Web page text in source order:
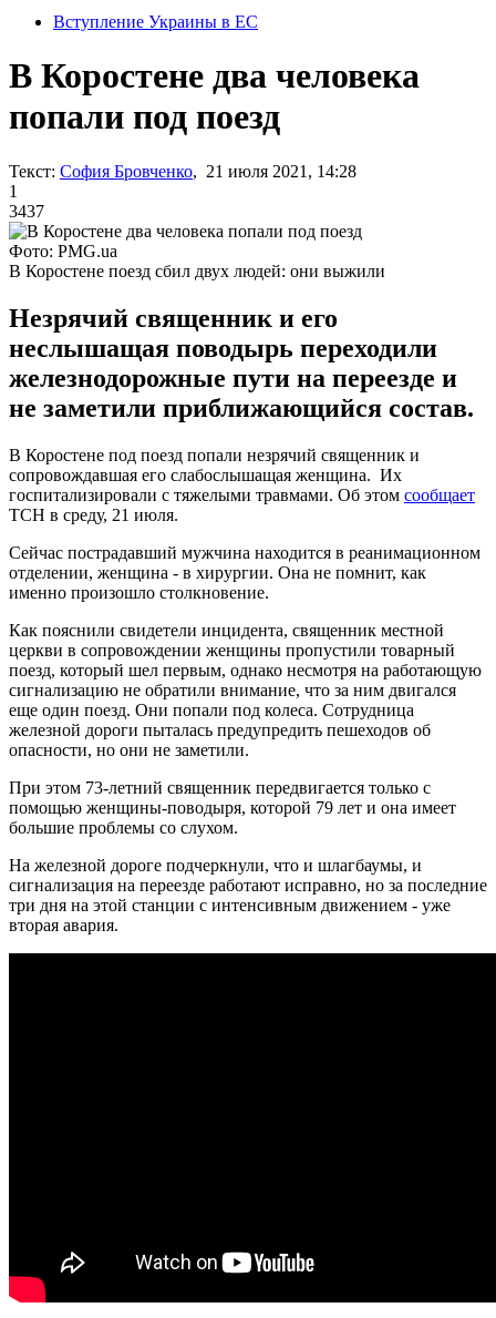
Вступление Украины в ЕС
В Коростене два человека
попали под поезд
Текст: София Бровченко, 21 июля 2021, 14:28
1
3437
Фото: PMG.ua
В Коростене поезд сбил двух людей: они выжили
Незрячий священник и его
неслышащая поводырь переходили
железнодорожные пути на переезде и
не заметили приближающийся состав.
В Коростене под поезд попали незрячий священник и
сопровождавшая его слабослышащая женщина. Их
госпитализировали с тяжелыми травмами. Об этом сообщает
ТСН в среду, 21 июля.
Сейчас пострадавший мужчина находится в реанимационном
отделении, женщина - в хирургии. Она не помнит, как
именно произошло столкновение.
Как пояснили свидетели инцидента, священник местной
церкви в сопровождении женщины пропустили товарный
поезд, который шел первым, однако несмотря на работающую
сигнализацию не обратили внимание, что за ним двигался
еще один поезд. Они попали под колеса. Сотрудница
железной дороги пыталась предупредить пешеходов об
опасности, но они не заметили.
При этом 73-летний священник передвигается только с
помощью женщины-поводыря, которой 79 лет и она имеет
большие проблемы со слухом.
На железной дороге подчеркнули, что и шлагбаумы, и
сигнализация на переезде работают исправно, но за последние
три дня на этой станции с интенсивным движением - уже
вторая авария.